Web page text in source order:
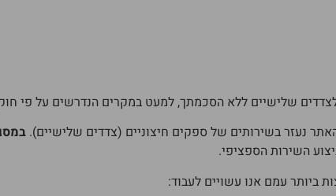
שלישיים ללא הסכמתך, למעט במקרים הנדרשים על פי חוק
נעזר בשירותים של ספקים חיצוניים (צדדים שלישיים).
השירות הספציפי.
ביותר עמם אנו עשויים לעבוד: